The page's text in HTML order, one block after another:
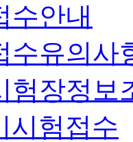
수안내
수유의사
험장정보
시험접수